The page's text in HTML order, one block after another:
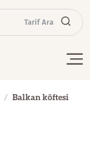
Tarif Ara
Balkan köftesi